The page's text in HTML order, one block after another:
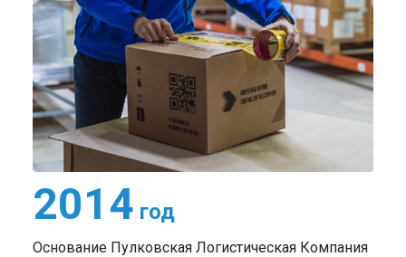
2014 год
Основание Пулковская Логистическая Компания